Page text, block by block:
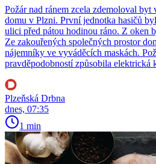
Požár nad ránem zcela zdemoloval byt
domu v Plzni. První jednotka hasičů
ulici před pátou hodinou ráno. Z oken
Ze zakouřených společných prostor
nájemníky ve vyváděcích maskách.
pravděpodobností způsobila elektrická
Plzeňská Drbna
dnes, 07:35
1 min